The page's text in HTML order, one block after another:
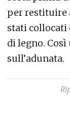
per restituire
stati collocati
di legno.
sull’adunata.